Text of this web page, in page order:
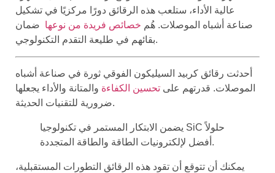
عالية الأداء، ستلعب هذه الرقائق دورًا مركزيًا في تشكيل
صناعة أشباه الموصلات. هُم خصائص فريدة من نوعها ضمان
بقائهم في طليعة التقدم التكنولوجي.
أحدثت رقائق كربيد السيليكون الفوقي ثورة في صناعة أشباه
الموصلات. قدرتهم على تحسين الكفاءة والمتانة والأداء يجعلها
ضرورية للتقنيات الحديثة.
يضمن الابتكار المستمر في تكنولوجيا SiC حلولاً
أفضل لإلكترونيات الطاقة والطاقة المتجددة.
يمكنك أن تتوقع أن تقود هذه الرقائق التطورات المستقبلية،